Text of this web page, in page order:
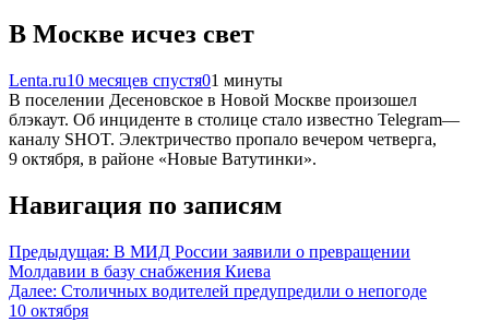
В Москве исчез свет
Lenta.ru10 месяцев спустя01 минуты
В поселении Десеновское в Новой Москве произошел
блэкаут. Об инциденте в столице стало известно Telegram—
каналу SHOT. Электричество пропало вечером четверга,
9 октября, в районе «Новые Ватутинки».
Навигация по записям
Предыдущая: В МИД России заявили о превращении
Молдавии в базу снабжения Киева
Далее: Столичных водителей предупредили о непогоде
10 октября